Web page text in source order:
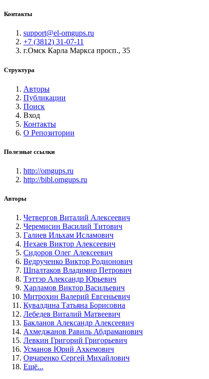
Контакты
support@el-omgups.ru
+7 (3812) 31-07-11
г.Омск Карла Маркса просп., 35
Структура
Авторы
Публикации
Поиск
Вход
Контакты
О Репозитории
Полезные ссылки
http://omgups.ru
http://bibl.omgups.ru
Авторы
Четвергов Виталий Алексеевич
Черемисин Василий Титович
Галиев Ильхам Исламович
Нехаев Виктор Алексеевич
Сидоров Олег Алексеевич
Ведрученко Виктор Родионович
Шпалтаков Владимир Петрович
Тэттэр Александр Юрьевич
Харламов Виктор Васильевич
Митрохин Валерий Евгеньевич
Кувалдина Татьяна Борисовна
Лебедев Виталий Матвеевич
Бакланов Александр Алексеевич
Ахмеджанов Равиль Абдраманович
Левкин Григорий Григорьевич
Усманов Юрий Ахкемович
Овчаренко Сергей Михайлович
Ещё...